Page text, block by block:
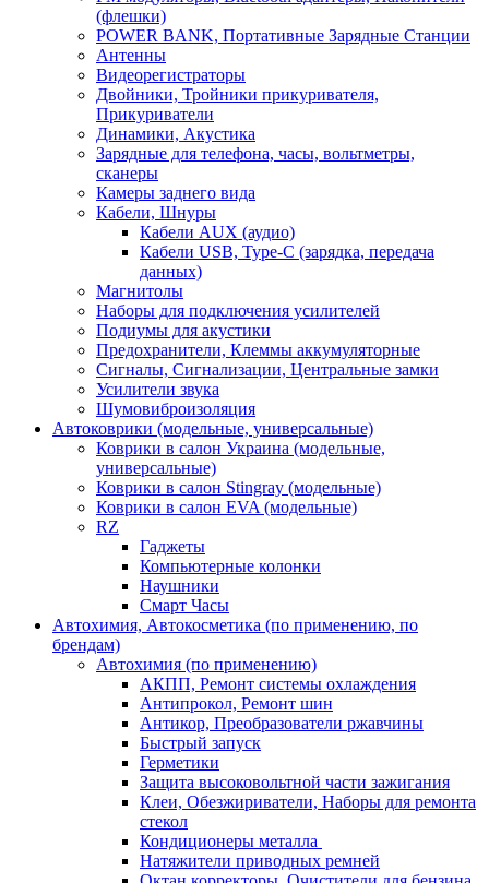
(флешки)
POWER BANK, Портативные Зарядные Станции
Антенны
Видеорегистраторы
Двойники, Тройники прикуривателя,
Прикуриватели
Динамики, Акустика
Зарядные для телефона, часы, вольтметры,
сканеры
Камеры заднего вида
Кабели, Шнуры
Кабели AUX (аудио)
Кабели USB, Type-C (зарядка, передача
данных)
Магнитолы
Наборы для подключения усилителей
Подиумы для акустики
Предохранители, Клеммы аккумуляторные
Сигналы, Сигнализации, Центральные замки
Усилители звука
Шумовиброизоляция
Автоковрики (модельные, универсальные)
Коврики в салон Украина (модельные,
универсальные)
Коврики в салон Stingray (модельные)
Коврики в салон EVA (модельные)
RZ
Гаджеты
Компьютерные колонки
Наушники
Смарт Часы
Автохимия, Автокосметика (по применению, по
брендам)
Автохимия (по применению)
АКПП, Ремонт системы охлаждения
Антипрокол, Ремонт шин
Антикор, Преобразователи ржавчины
Быстрый запуск
Герметики
Защита высоковольтной части зажигания
Клеи, Обезжириватели, Наборы для ремонта
стекол
Кондиционеры металла
Натяжители приводных ремней